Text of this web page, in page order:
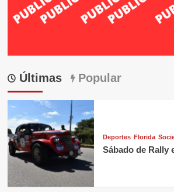
Últimas Popular
Deportes Florida
Sábado de Rally